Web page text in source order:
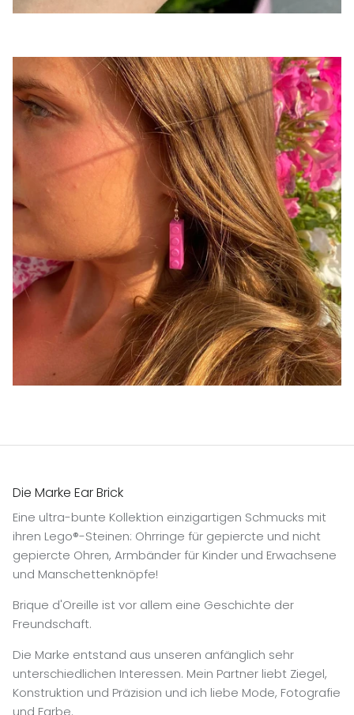
Die Marke Ear Brick
Eine ultra-bunte Kollektion einzigartigen Schmucks mit
ihren Lego®-Steinen: Ohrringe für gepiercte und nicht
gepiercte Ohren, Armbänder für Kinder und Erwachsene
und Manschettenknöpfe!
Brique d'Oreille ist vor allem eine Geschichte der
Freundschaft.
Die Marke entstand aus unseren anfänglich sehr
unterschiedlichen Interessen. Mein Partner liebt Ziegel,
Konstruktion und Präzision und ich liebe Mode, Fotografie
und Farbe.